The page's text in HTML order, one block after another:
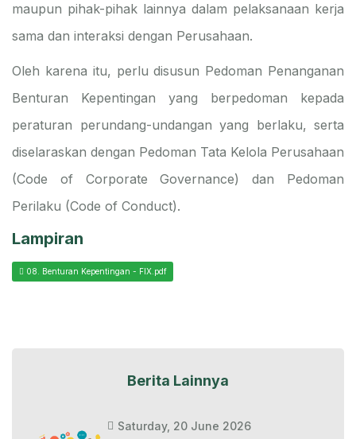
maupun pihak-pihak lainnya dalam pelaksanaan kerja
sama dan interaksi dengan Perusahaan.
Oleh karena itu, perlu disusun Pedoman Penanganan
Benturan Kepentingan yang berpedoman kepada
peraturan perundang-undangan yang berlaku, serta
diselaraskan dengan Pedoman Tata Kelola Perusahaan
(Code of Corporate Governance) dan Pedoman
Perilaku (Code of Conduct).
Lampiran
08. Benturan Kepentingan - FIX.pdf
Berita Lainnya
Saturday, 20 June 2026